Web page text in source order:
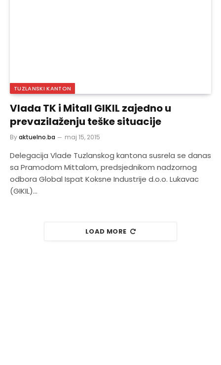
TUZLANSKI KANTON
Vlada TK i Mitall GIKIL zajedno u
prevazilaženju teške situacije
Byaktuelno.ba maj 15, 2015
Delegacija Vlade Tuzlanskog kantona susrela se danas
sa Pramodom Mittalom, predsjednikom nadzornog
odbora Global Ispat Koksne Industrije d.o.o. Lukavac
(GIKIL)…
LOAD MORE